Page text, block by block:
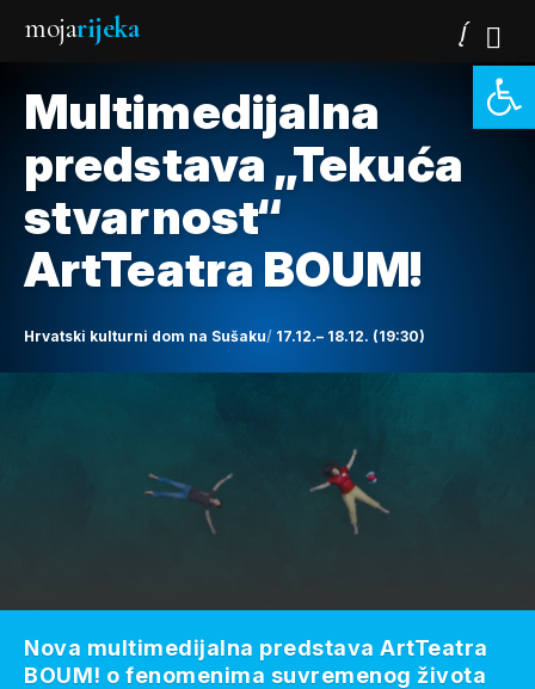
mojarijeka
Multimedijalna
predstava „Tekuća
stvarnost“
ArtTeatra BOUM!
Hrvatski kulturni dom na Sušaku 17.12.– 18.12. (19:30)
Nova multimedijalna predstava ArtTeatra
BOUM! o fenomenima suvremenog života